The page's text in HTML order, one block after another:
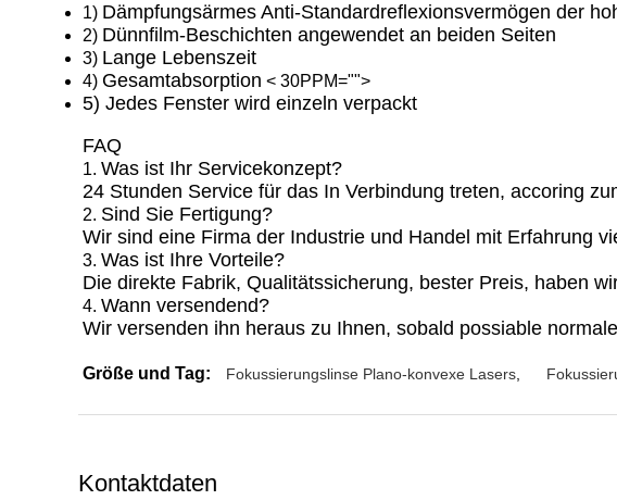
1) Dämpfungsärmes Anti-Standardreflexionsvermögen der
2) Dünnfilm-Beschichten angewendet an beiden Seiten
3) Lange Lebenszeit
4) Gesamtabsorption < 30PPM="">
5) Jedes Fenster wird einzeln verpackt
FAQ
1. Was ist Ihr Servicekonzept?
24 Stunden Service für das In Verbindung treten, accoring
2. Sind Sie Fertigung?
Wir sind eine Firma der Industrie und Handel mit Erfahrung
3. Was ist Ihre Vorteile?
Die direkte Fabrik, Qualitätssicherung, bester Preis, haben
4. Wann versendend?
Wir versenden ihn heraus zu Ihnen, sobald possiable
Größe und Tag: Fokussierungslinse Plano-konvexe Lasers
Kontaktdaten